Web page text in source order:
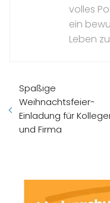
volles
ein
Leben
Spaßige
Weihnachtsfeier-
Einladung für
und Firma